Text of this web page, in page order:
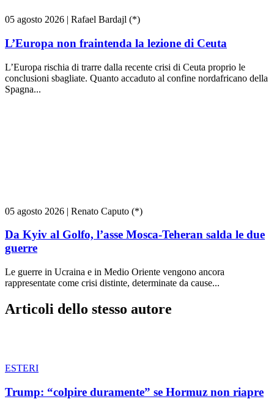
05 agosto 2026 | Rafael Bardajl (*)
L’Europa non fraintenda la lezione di Ceuta
L’Europa rischia di trarre dalla recente crisi di Ceuta proprio le
conclusioni sbagliate. Quanto accaduto al confine nordafricano della
Spagna...
05 agosto 2026 | Renato Caputo (*)
Da Kyiv al Golfo, l’asse Mosca-Teheran salda le due
guerre
Le guerre in Ucraina e in Medio Oriente vengono ancora
rappresentate come crisi distinte, determinate da cause...
Articoli dello stesso autore
ESTERI
Trump: “colpire duramente” se Hormuz non riapre